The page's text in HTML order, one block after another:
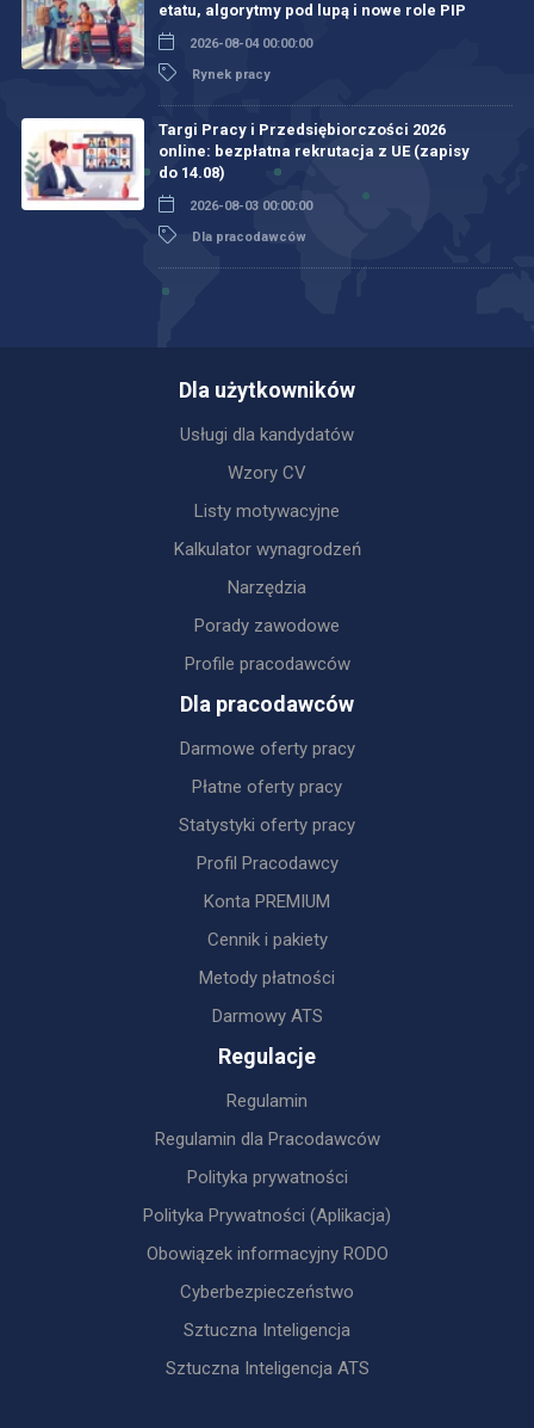
etatu, algorytmy pod lupą i nowe role PIP
2026-08-04 00:00:00
Rynek pracy
Targi Pracy i Przedsiębiorczości 2026
online: bezpłatna rekrutacja z UE (zapisy
do 14.08)
2026-08-03 00:00:00
Dla pracodawców
Dla użytkowników
Usługi dla kandydatów
Wzory CV
Listy motywacyjne
Kalkulator wynagrodzeń
Narzędzia
Porady zawodowe
Profile pracodawców
Dla pracodawców
Darmowe oferty pracy
Płatne oferty pracy
Statystyki oferty pracy
Profil Pracodawcy
Konta PREMIUM
Cennik i pakiety
Metody płatności
Darmowy ATS
Regulacje
Regulamin
Regulamin dla Pracodawców
Polityka prywatności
Polityka Prywatności (Aplikacja)
Obowiązek informacyjny RODO
Cyberbezpieczeństwo
Sztuczna Inteligencja
Sztuczna Inteligencja ATS